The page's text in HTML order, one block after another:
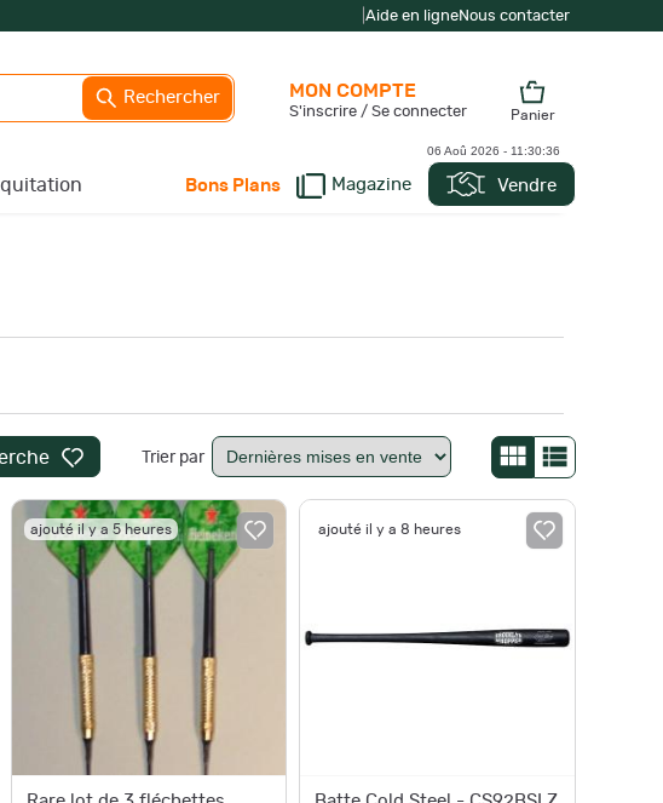
Aide en ligneNous contacter
Rechercher
Bons Plans Magazine Vendre
MON COMPTE
S'inscrire / Se connecter Panier
06 Aoû 2026 - 11:30:38
Trier par
ajouté il y a 5 heures ajouté il y a 8 heures